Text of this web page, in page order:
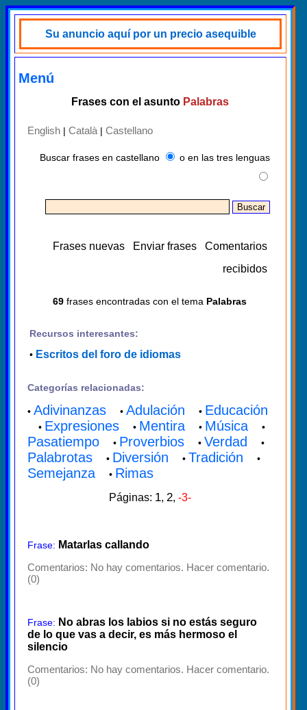
Su anuncio aquí por un precio asequible
Menú
Frases con el asunto Palabras
English | Català | Castellano
Buscar frases en castellano o en las tres lenguas
Frases nuevas Enviar frases
Comentarios
recibidos
69 frases encontradas con el tema Palabras
Recursos interesantes:
• Escritos del foro de idiomas
Categorías relacionadas:
• Adivinanzas • Adulación • Educación
• Expresiones • Mentira • Música •
Pasatiempo • Proverbios • Verdad •
Palabrotas • Diversión • Tradición •
Semejanza • Rimas
Páginas: 1, 2, -3-
Frase: Matarlas callando
Comentarios: No hay comentarios. Hacer comentario.
(0)
Frase: No abras los labios si no estás seguro
de lo que vas a decir, es más hermoso el
silencio
Comentarios: No hay comentarios. Hacer comentario.
(0)